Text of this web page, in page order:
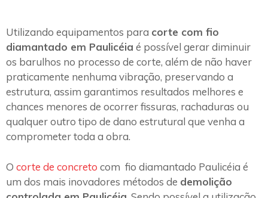
Utilizando equipamentos para corte com fio
diamantado em Paulicéia é possível gerar diminuir
os barulhos no processo de corte, além de não haver
praticamente nenhuma vibração, preservando a
estrutura, assim garantimos resultados melhores e
chances menores de ocorrer fissuras, rachaduras ou
qualquer outro tipo de dano estrutural que venha a
comprometer toda a obra.
O corte de concreto com fio diamantado Paulicéia é
um dos mais inovadores métodos de demolição